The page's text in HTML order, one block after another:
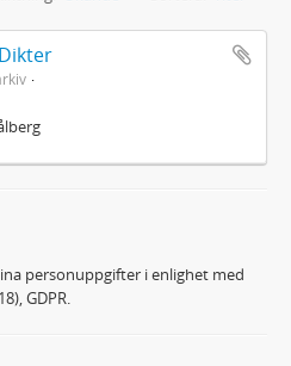
personuppgifter i enlighet med
GDPR.